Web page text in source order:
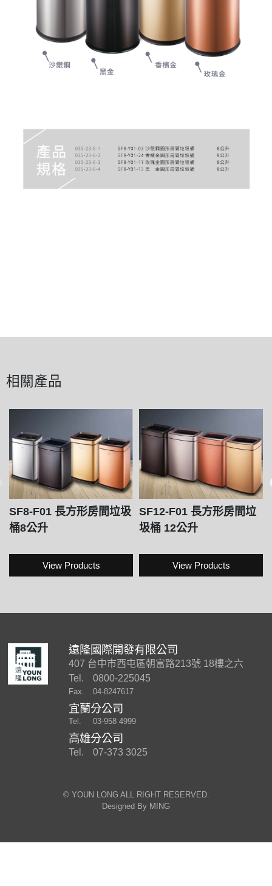
相關產品
SF8-F01 長方形房間垃圾
桶8公升
View Products
SF12-F01 長方形房間垃
圾桶 12公升
View Products
遠隆國際開發有限公司
407 台中市西屯區朝富路213號 18樓之六
Tel.
0800-225045
Fax. 04-8247617
宜蘭分公司
Tel. 03-958 4999
高雄分公司
Tel. 07-373 3025
©︎ YOUN LONG ALL RIGHT RESERVED.
Designed By MING